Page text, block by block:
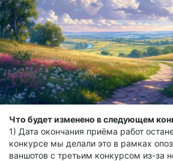
Что будет изменено в следующем
1) Дата окончания приёма работ
конкурсе мы делали это в рамках
ваншотов с третьим конкурсом из-за